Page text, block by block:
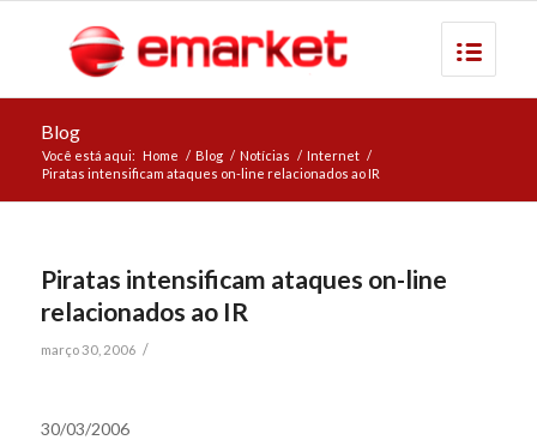
Blog
Você está aqui: Home / Blog / Notícias / Internet /
Piratas intensificam ataques on-line relacionados ao IR
Piratas intensificam ataques on-line
relacionados ao IR
março 30, 2006 /
30/03/2006